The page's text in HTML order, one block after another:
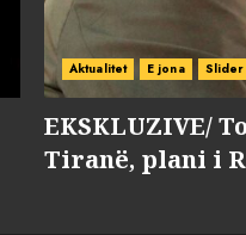
Aktualitet E jona Slider
EKSKLUZIVE/
Tiranë, plani i